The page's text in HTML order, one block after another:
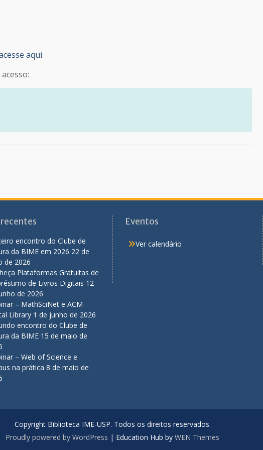
aqui.
encontro do Clube de
da BIME em 2026 22 de
de 2026
Plataformas Gratuitas de
de Livros Digitais 12
de 2026
– MathSciNet e ACM
Library 1 de junho de 2026
encontro do Clube de
da BIME 15 de maio de
– Web of Science e
na prática 8 de maio de
Eventos
Ver calendário
Copyright Biblioteca IME-USP. Todos os direitos reservados.
Proudly powered by WordPress | Education Hub by WEN Themes